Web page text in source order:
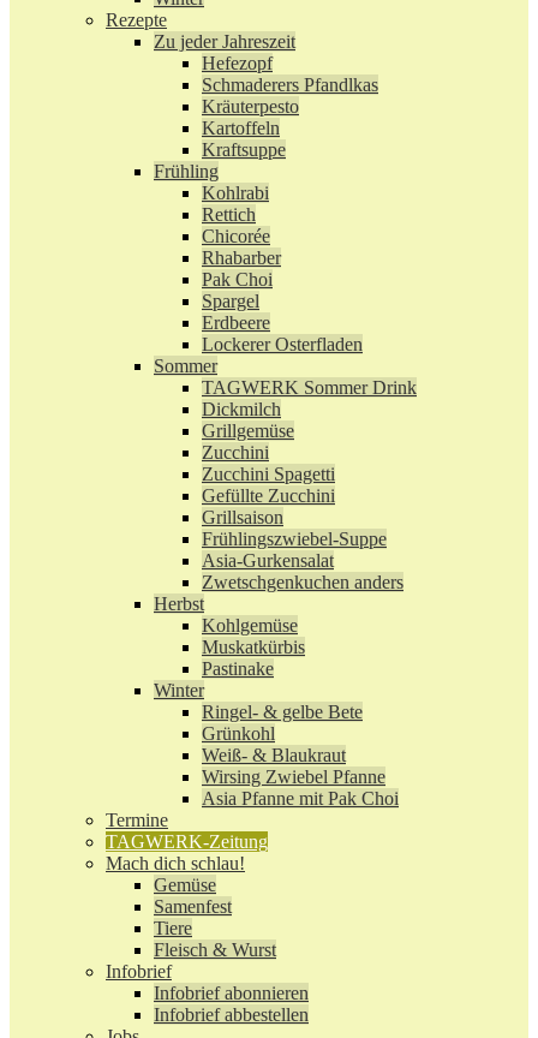
Rezepte
Zu jeder Jahreszeit
Hefezopf
Schmaderers Pfandlkas
Kräuterpesto
Kartoffeln
Kraftsuppe
Frühling
Kohlrabi
Rettich
Chicorée
Rhabarber
Pak Choi
Spargel
Erdbeere
Lockerer Osterfladen
Sommer
TAGWERK Sommer Drink
Dickmilch
Grillgemüse
Zucchini
Zucchini Spagetti
Gefüllte Zucchini
Grillsaison
Frühlingszwiebel-Suppe
Asia-Gurkensalat
Zwetschgenkuchen anders
Herbst
Kohlgemüse
Muskatkürbis
Pastinake
Winter
Ringel- & gelbe Bete
Grünkohl
Weiß- & Blaukraut
Wirsing Zwiebel Pfanne
Asia Pfanne mit Pak Choi
Termine
TAGWERK-Zeitung
Mach dich schlau!
Gemüse
Samenfest
Tiere
Fleisch & Wurst
Infobrief
Infobrief abonnieren
Infobrief abbestellen